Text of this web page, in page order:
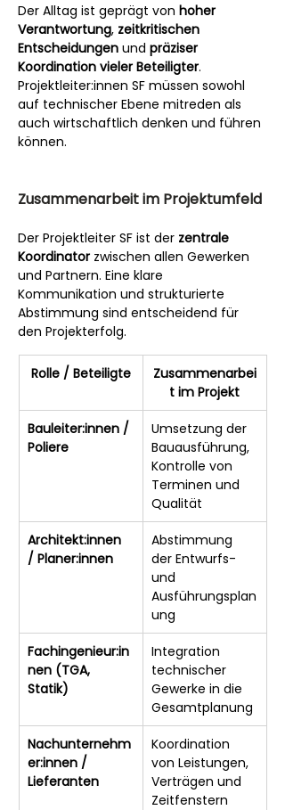
Der Alltag ist geprägt von hoher
Verantwortung, zeitkritischen
Entscheidungen und präziser
Koordination vieler Beteiligter.
Projektleiter:innen SF müssen sowohl
auf technischer Ebene mitreden als
auch wirtschaftlich denken und führen
können.
Zusammenarbeit im Projektumfeld
Der Projektleiter SF ist der zentrale
Koordinator zwischen allen Gewerken
und Partnern. Eine klare
Kommunikation und strukturierte
Abstimmung sind entscheidend für
den Projekterfolg.
Rolle / Beteiligte
Zusammenarbei
t im Projekt
Bauleiter:innen /
Poliere
Umsetzung der
Bauausführung,
Kontrolle von
Terminen und
Qualität
Architekt:innen
/ Planer:innen
Abstimmung
der Entwurfs-
und
Ausführungsplan
ung
Fachingenieur:in
nen (TGA,
Statik)
Integration
technischer
Gewerke in die
Gesamtplanung
Nachunternehm
er:innen /
Lieferanten
Koordination
von Leistungen,
Verträgen und
Zeitfenstern